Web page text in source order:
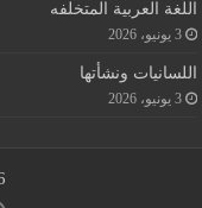
اللغة العربية المتخلفه
3 يونيو، 2026
اللسانيات ونشأتها
3 يونيو، 2026